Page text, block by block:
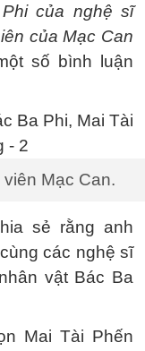
của nghệ sĩ
của Mạc Can
số bình luận
Mạc Can.
sẻ rằng anh
các nghệ sĩ
vật Bác Ba
Mai Tài Phến